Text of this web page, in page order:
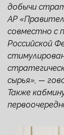
добычи
AP
совместно с
Российской
сырья», —
Также